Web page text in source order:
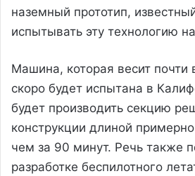
наземный прототип,
испытывать эту технологию
Машина, которая весит почти
скоро будет испытана в
будет производить секцию
конструкции длиной
чем за 90 минут. Речь также
разработке беспилотного